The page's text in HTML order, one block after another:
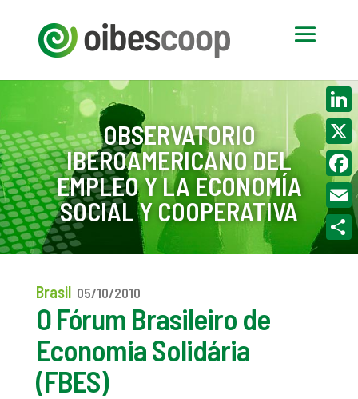
OBSERVATORIO
IBEROAMERICANO DEL
EMPLEO Y LA ECONOMÍA
SOCIAL Y COOPERATIVA
Brasil 05/10/2010
O Fórum Brasileiro de
Economia Solidária
(FBES)
X
Email